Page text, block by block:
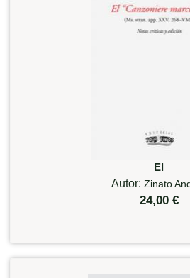
El
Autor: Zinato
24,00 €